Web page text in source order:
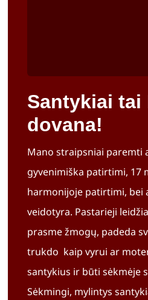
Santykiai tai
dovana!
Mano straipsniai paremti
gyvenimiška patirtimi, 17
harmonijoje patirtimi, bei
veidotyra. Pastarieji
prasme žmogų, padeda
trukdo kaip vyrui ar
santykius ir būti sėkmėje
Sėkmingi, mylintys